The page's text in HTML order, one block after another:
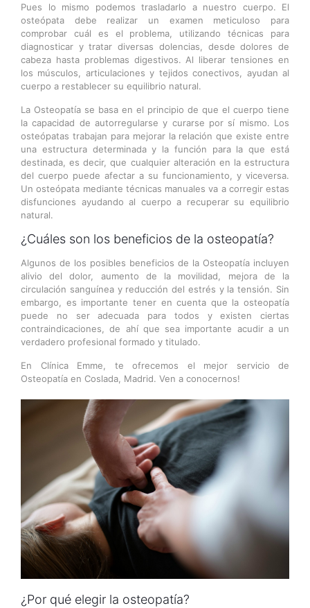
Pues lo mismo podemos trasladarlo a nuestro cuerpo. El
osteópata debe realizar un examen meticuloso para
comprobar cuál es el problema, utilizando técnicas para
diagnosticar y tratar diversas dolencias, desde dolores de
cabeza hasta problemas digestivos. Al liberar tensiones en
los músculos, articulaciones y tejidos conectivos, ayudan al
cuerpo a restablecer su equilibrio natural.
La Osteopatía se basa en el principio de que el cuerpo tiene
la capacidad de autorregularse y curarse por sí mismo. Los
osteópatas trabajan para mejorar la relación que existe entre
una estructura determinada y la función para la que está
destinada, es decir, que cualquier alteración en la estructura
del cuerpo puede afectar a su funcionamiento, y viceversa.
Un osteópata mediante técnicas manuales va a corregir estas
disfunciones ayudando al cuerpo a recuperar su equilibrio
natural.
¿Cuáles son los beneficios de la osteopatía?
Algunos de los posibles beneficios de la Osteopatía incluyen
alivio del dolor, aumento de la movilidad, mejora de la
circulación sanguínea y reducción del estrés y la tensión. Sin
embargo, es importante tener en cuenta que la osteopatía
puede no ser adecuada para todos y existen ciertas
contraindicaciones, de ahí que sea importante acudir a un
verdadero profesional formado y titulado.
En Clínica Emme, te ofrecemos el mejor servicio de
Osteopatía en Coslada, Madrid. Ven a conocernos!
¿Por qué elegir la osteopatía?